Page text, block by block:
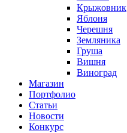
Крыжовник
Яблоня
Черешня
Земляника
Груша
Вишня
Виноград
Магазин
Портфолио
Статьи
Новости
Конкурс